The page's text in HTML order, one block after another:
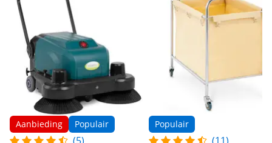
Aanbieding Populair Populair